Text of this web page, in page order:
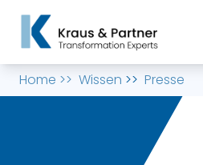
Home >> Wissen >> Presse